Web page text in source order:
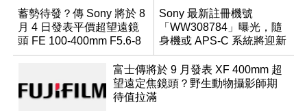
蓄勢待發？傳 Sony 將於 8
月 4 日發表平價超望遠鏡
頭 FE 100-400mm F5.6-8
Sony 最新註冊機號
「WW308784」曝光，隨
身機或 APS-C 系統將迎新
成員？
富士傳將於 9 月發表 XF 400mm 超
望遠定焦鏡頭？野生動物攝影師期
待值拉滿